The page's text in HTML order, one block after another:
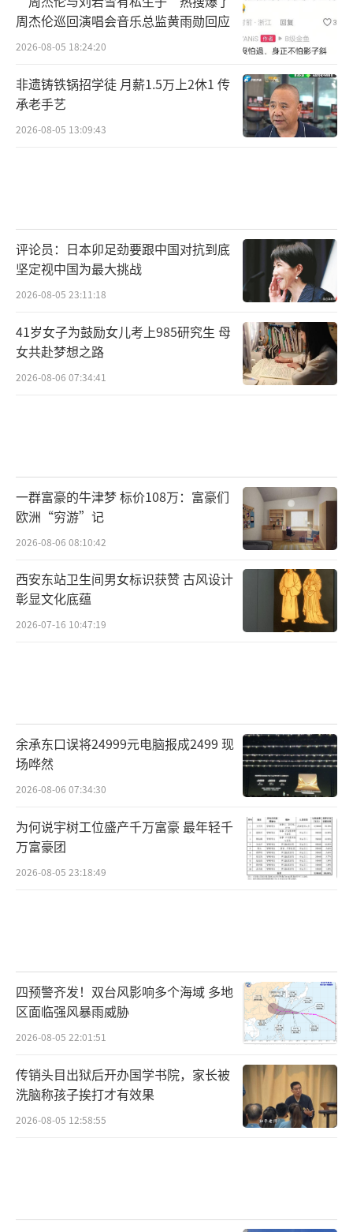
周杰伦巡回演唱会音乐总监黄雨勋回应
2026-08-05 18:24:20
非遗铸铁锅招学徒 月薪1.5万上2休1 传
承老手艺
2026-08-05 13:09:43
评论员：日本卯足劲要跟中国对抗到底
坚定视中国为最大挑战
2026-08-05 23:11:18
41岁女子为鼓励女儿考上985研究生 母
女共赴梦想之路
2026-08-06 07:34:41
一群富豪的牛津梦 标价108万：富豪们
欧洲“穷游”记
2026-08-06 08:10:42
西安东站卫生间男女标识获赞 古风设计
彰显文化底蕴
2026-07-16 10:47:19
余承东口误将24999元电脑报成2499 现
场哗然
2026-08-06 07:34:30
为何说宇树工位盛产千万富豪 最年轻千
万富豪团
2026-08-05 23:18:49
四预警齐发！双台风影响多个海域 多地
区面临强风暴雨威胁
2026-08-05 22:01:51
传销头目出狱后开办国学书院，家长被
洗脑称孩子挨打才有效果
2026-08-05 12:58:55